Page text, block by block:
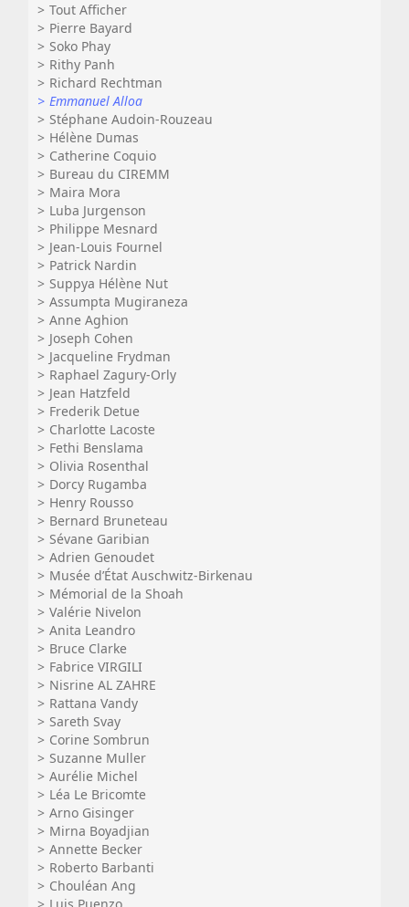
Tout Afficher
Pierre Bayard
Soko Phay
Rithy Panh
Richard Rechtman
Emmanuel Alloa
Stéphane Audoin-Rouzeau
Hélène Dumas
Catherine Coquio
Bureau du CIREMM
Maira Mora
Luba Jurgenson
Philippe Mesnard
Jean-Louis Fournel
Patrick Nardin
Suppya Hélène Nut
Assumpta Mugiraneza
Anne Aghion
Joseph Cohen
Jacqueline Frydman
Raphael Zagury-Orly
Jean Hatzfeld
Frederik Detue
Charlotte Lacoste
Fethi Benslama
Olivia Rosenthal
Dorcy Rugamba
Henry Rousso
Bernard Bruneteau
Sévane Garibian
Adrien Genoudet
Musée d’État Auschwitz-Birkenau
Mémorial de la Shoah
Valérie Nivelon
Anita Leandro
Bruce Clarke
Fabrice VIRGILI
Nisrine AL ZAHRE
Rattana Vandy
Sareth Svay
Corine Sombrun
Suzanne Muller
Aurélie Michel
Léa Le Bricomte
Arno Gisinger
Mirna Boyadjian
Annette Becker
Roberto Barbanti
Chouléan Ang